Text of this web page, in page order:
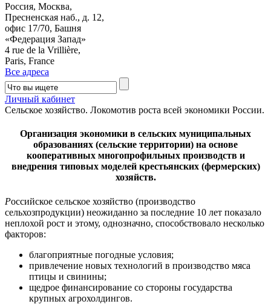
Россия, Москва,
Пресненская наб., д. 12,
офис 17/70, Башня
«Федерация Запад»
4 rue de la Vrillière,
Paris, France
Все адреса
Личный кабинет
Сельское хозяйство. Локомотив роста всей экономики России.
Организация экономики в сельских муниципальных
образованиях (сельские территории) на основе
кооперативных многопрофильных производств и
внедрения типовых моделей крестьянских (фермерских)
хозяйств.
Российское сельское хозяйство (производство
сельхозпродукции) неожиданно за последние 10 лет показало
неплохой рост и этому, однозначно, способствовало несколько
факторов:
благоприятные погодные условия;
привлечение новых технологий в производство мяса
птицы и свинины;
щедрое финансирование со стороны государства
крупных агрохолдингов.